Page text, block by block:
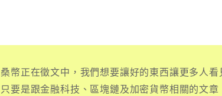
桑幣正在徵文中，我們想要讓好的東西讓更多人看
只要是跟金融科技、區塊鏈及加密貨幣相關的文